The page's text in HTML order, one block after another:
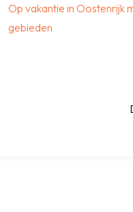
Op vakantie in Oostenrijk
gebieden